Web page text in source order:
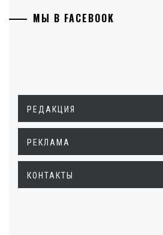
МЫ В FACEBOOK
РЕДАКЦИЯ
РЕКЛАМА
КОНТАКТЫ